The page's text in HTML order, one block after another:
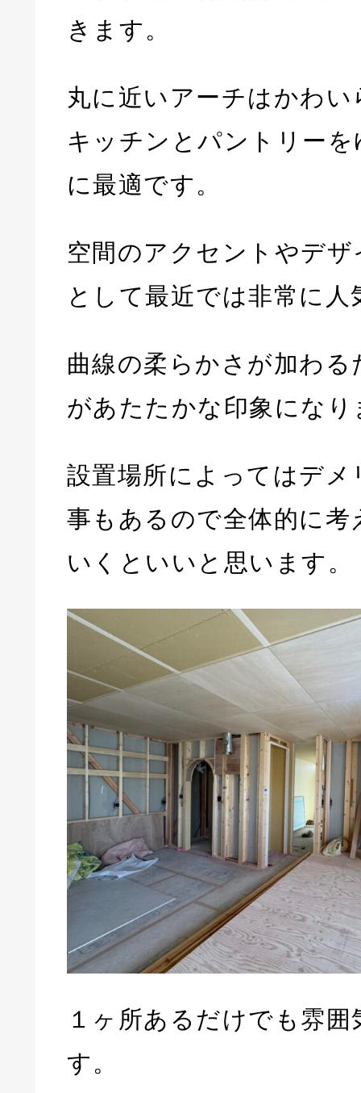
きます。
丸に近いアーチはかわ
キッチンとパントリー
に最適です。
空間のアクセントやデ
として最近では非常に
曲線の柔らかさが加わる
があたたかな印象になり
設置場所によってはデ
事もあるので全体的に考
いくといいと思います。
１ヶ所あるだけでも雰
す。